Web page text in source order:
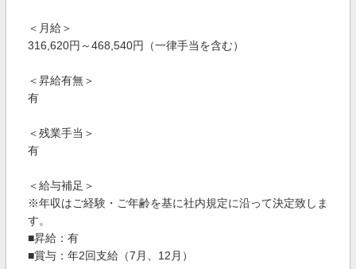
＜月給＞
316,620円～468,540円（一律手当を含む）
＜昇給有無＞
有
＜残業手当＞
有
＜給与補足＞
※年収はご経験・ご年齢を基に社内規定に沿って決定致しま
す。
■昇給：有
■賞与：年2回支給（7月、12月）